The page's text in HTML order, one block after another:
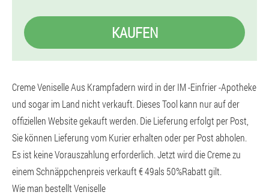
KAUFEN
Creme Veniselle Aus Krampfadern wird in der IM -Einfrier -Apotheke
und sogar im Land nicht verkauft. Dieses Tool kann nur auf der
offiziellen Website gekauft werden. Die Lieferung erfolgt per Post,
Sie können Lieferung vom Kurier erhalten oder per Post abholen.
Es ist keine Vorauszahlung erforderlich. Jetzt wird die Creme zu
einem Schnäppchenpreis verkauft € 49als 50%Rabatt gilt.
Wie man bestellt Veniselle